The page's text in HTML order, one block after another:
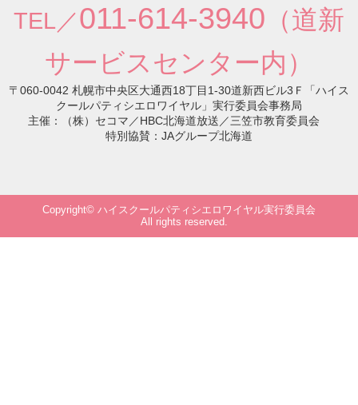
TEL／011-614-3940 （道新
サービスセンター内）
〒060-0042 札幌市中央区大通西18丁目1-30道新西ビル3Ｆ「ハイス
クールパティシエロワイヤル」実行委員会事務局
主催：（株）セコマ／HBC北海道放送／三笠市教育委員会
特別協賛：JAグループ北海道
Copyright© ハイスクールパティシエロワイヤル実行委員会
All rights reserved.